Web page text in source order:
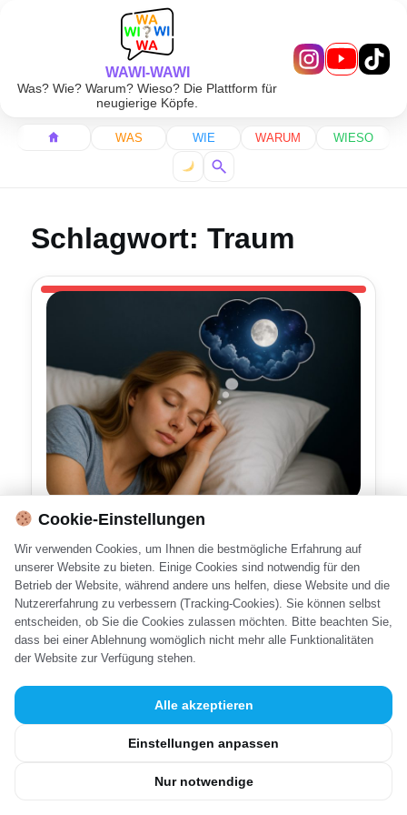
WAWI-WAWI
Was? Wie? Warum? Wieso? Die Plattform für
neugierige Köpfe.
WAS WIE WARUM WIESO
Schlagwort: Traum
Warum träumen wir?
Weiterlesen →
Cookie-Einstellungen
Wir verwenden Cookies, um Ihnen die bestmögliche Erfahrung auf
unserer Website zu bieten. Einige Cookies sind notwendig für den
Betrieb der Website, während andere uns helfen, diese Website und die
Nutzererfahrung zu verbessern (Tracking-Cookies). Sie können selbst
entscheiden, ob Sie die Cookies zulassen möchten. Bitte beachten Sie,
dass bei einer Ablehnung womöglich nicht mehr alle Funktionalitäten
der Website zur Verfügung stehen.
Diese Cookies sind für die Grundfunktionen der Website erforderlich
und können nicht deaktiviert werden.
Alle akzeptieren
Einstellungen anpassen
Nur notwendige